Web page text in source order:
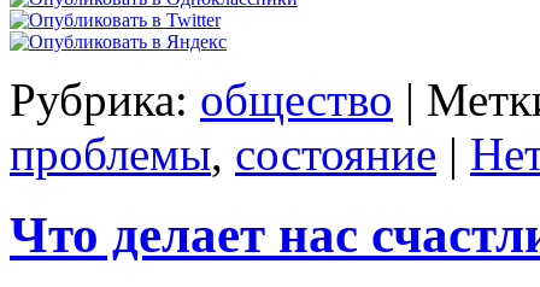
Рубрика: общество |
проблемы, состояние |
Что делает нас